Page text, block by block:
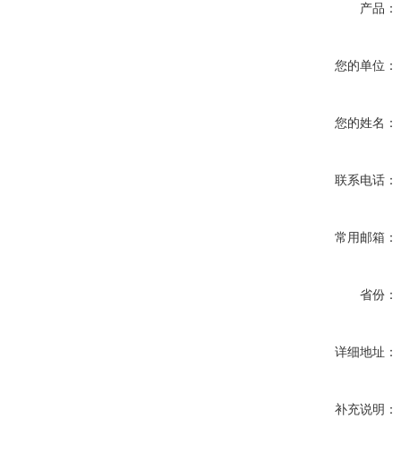
产品：
您的单位：
您的姓名：
联系电话：
常用邮箱：
省份：
详细地址：
补充说明：